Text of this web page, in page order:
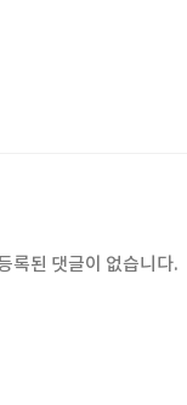
록된 댓글이 없습니다.